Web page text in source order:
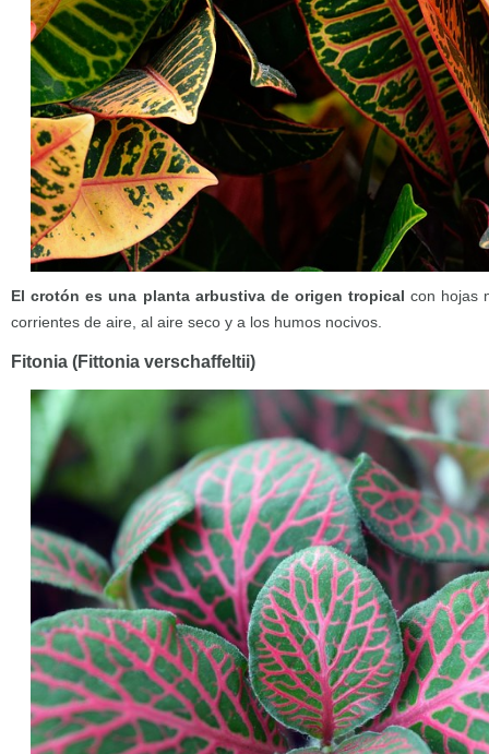
El crotón es una planta arbustiva de origen tropical con hojas
corrientes de aire, al aire seco y a los humos nocivos.
Fitonia (Fittonia verschaffeltii)